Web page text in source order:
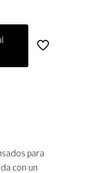
para
con un